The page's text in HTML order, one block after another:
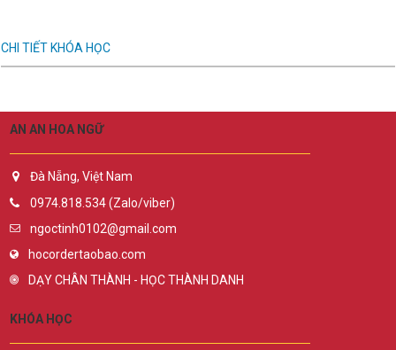
CHI TIẾT KHÓA HỌC
AN AN HOA NGỮ
Đà Nẵng, Việt Nam
0974.818.534 (Zalo/viber)
ngoctinh0102@gmail.com
hocordertaobao.com
DẠY CHÂN THÀNH - HỌC THÀNH DANH
KHÓA HỌC